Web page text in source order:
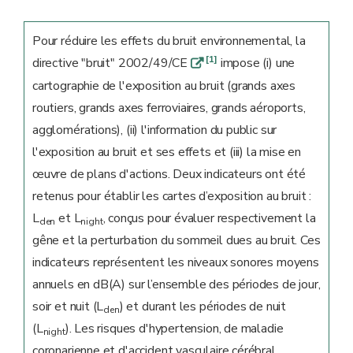
Pour réduire les effets du bruit environnemental, la
directive "bruit" 2002/49/CE q [1] impose (i) une
cartographie de l'exposition au bruit (grands axes
routiers, grands axes ferroviaires, grands aéroports,
agglomérations), (ii) l'information du public sur
l'exposition au bruit et ses effets et (iii) la mise en
œuvre de plans d'actions. Deux indicateurs ont été
retenus pour établir les cartes d’exposition au bruit :
Lden et Lnight, conçus pour évaluer respectivement la
gêne et la perturbation du sommeil dues au bruit. Ces
indicateurs représentent les niveaux sonores moyens
annuels en dB(A) sur l’ensemble des périodes de jour,
soir et nuit (Lden) et durant les périodes de nuit
(Lnight). Les risques d'hypertension, de maladie